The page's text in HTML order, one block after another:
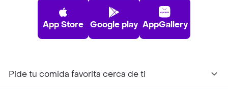
App Store Google play AppGallery
Pide tu comida favorita cerca de ti